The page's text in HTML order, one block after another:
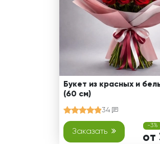
Букет из красных и
(60 см)
34
Заказать
-3%
от